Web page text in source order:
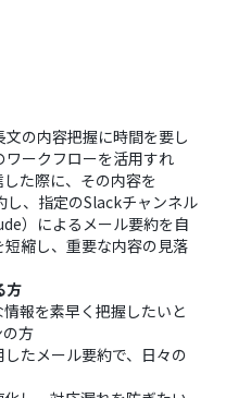
の内容把握に時間を要し
ークフローを活用すれ
た際に、その内容を
、指定のSlackチャンネル
）によるメール要約を自
縮し、重要な内容の見落
方
報を素早く把握したいと
方
たメール要約で、日々の